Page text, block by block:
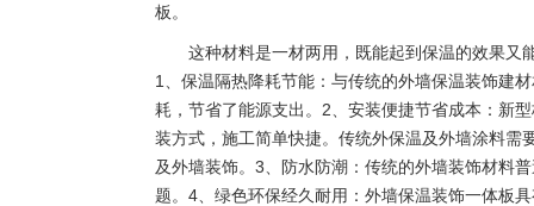
板。
这种材料是一材两用，既能起到保温的效果又
1、保温隔热降耗节能：与传统的外墙保温装饰建
耗，节省了能源支出。2、安装便捷节省成本：新
装方式，施工简单快捷。传统外保温及外墙涂料需
及外墙装饰。3、防水防潮：传统的外墙装饰材料
题。4、绿色环保经久耐用：外墙保温装饰一体板